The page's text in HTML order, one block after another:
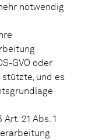
notwendig
GVO oder
stützte, und es
21 Abs. 1